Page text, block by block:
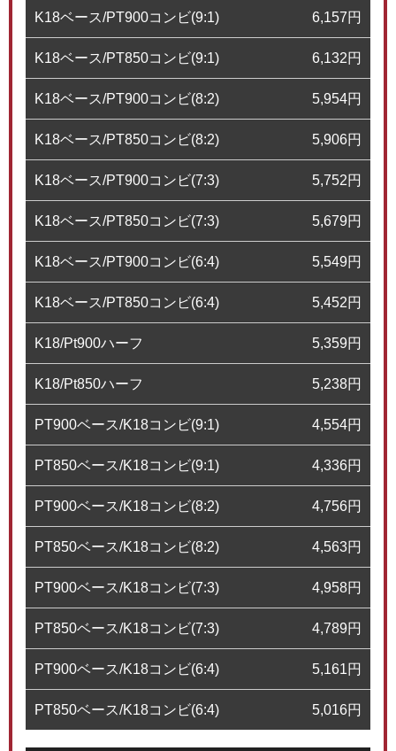
K18ベース/PT900コンビ(9:1) 6,157円
K18ベース/PT850コンビ(9:1) 6,132円
K18ベース/PT900コンビ(8:2) 5,954円
K18ベース/PT850コンビ(8:2) 5,906円
K18ベース/PT900コンビ(7:3) 5,752円
K18ベース/PT850コンビ(7:3) 5,679円
K18ベース/PT900コンビ(6:4) 5,549円
K18ベース/PT850コンビ(6:4) 5,452円
K18/Pt900ハーフ 5,359円
K18/Pt850ハーフ 5,238円
PT900ベース/K18コンビ(9:1) 4,554円
PT850ベース/K18コンビ(9:1) 4,336円
PT900ベース/K18コンビ(8:2) 4,756円
PT850ベース/K18コンビ(8:2) 4,563円
PT900ベース/K18コンビ(7:3) 4,958円
PT850ベース/K18コンビ(7:3) 4,789円
PT900ベース/K18コンビ(6:4) 5,161円
PT850ベース/K18コンビ(6:4) 5,016円